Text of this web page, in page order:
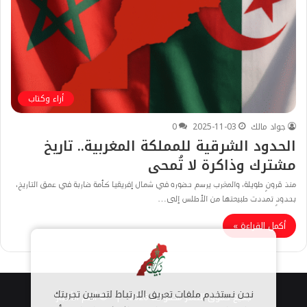
أراء وكتاب
جواد مالك
2025-11-03
0
الحدود الشرقية للمملكة المغربية.. تاريخ
مشترك وذاكرة لا تُمحى
منذ قرونٍ طويلة، والمغرب يرسم حضوره في شمال إفريقيا كأمة ضاربة في عمق التاريخ،
بحدودٍ تمددت طبيعتها من الأطلس إلى…
أكمل القراءة »
جميع حقوق النشر محفوظة 2026 | © أهم الأخبار
نحن نستخدم ملفات تعريف الارتباط لتحسين تجربتك